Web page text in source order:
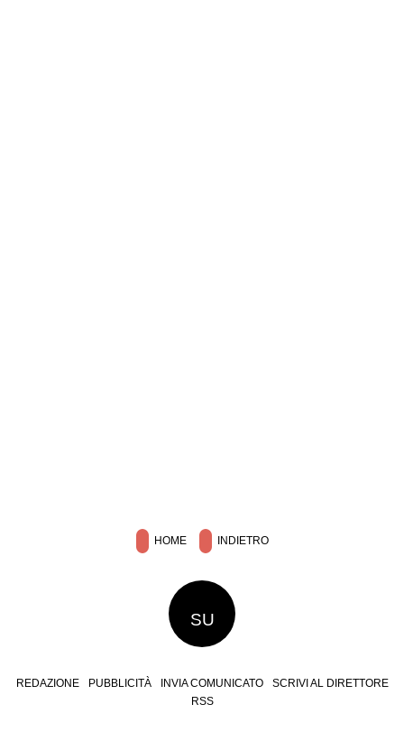
HOME INDIETRO
SU
REDAZIONE PUBBLICITÀ INVIA COMUNICATO
SCRIVI AL DIRETTORE
RSS